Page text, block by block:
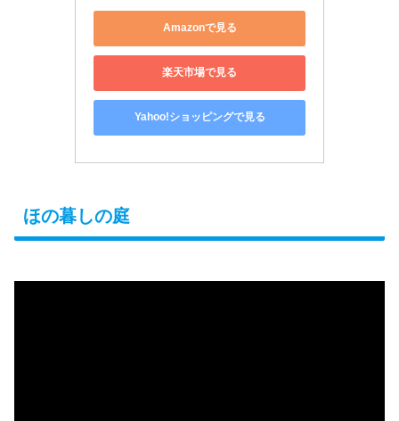
Amazonで見る
楽天市場で見る
Yahoo!ショッピングで見る
ほの暮しの庭